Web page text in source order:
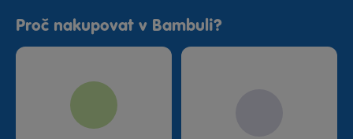
Proč nakupovat v Bambuli?